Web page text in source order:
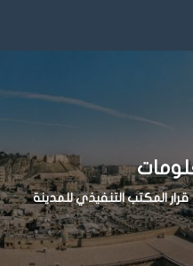
قرار المكتب التنفيذي للمدينة